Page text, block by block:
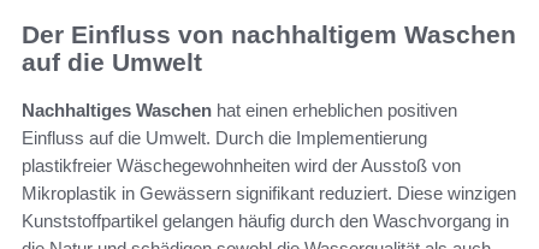
Der Einfluss von nachhaltigem Waschen
auf die Umwelt
Nachhaltiges Waschen hat einen erheblichen positiven
Einfluss auf die Umwelt. Durch die Implementierung
plastikfreier Wäschegewohnheiten wird der Ausstoß von
Mikroplastik in Gewässern signifikant reduziert. Diese winzigen
Kunststoffpartikel gelangen häufig durch den Waschvorgang in